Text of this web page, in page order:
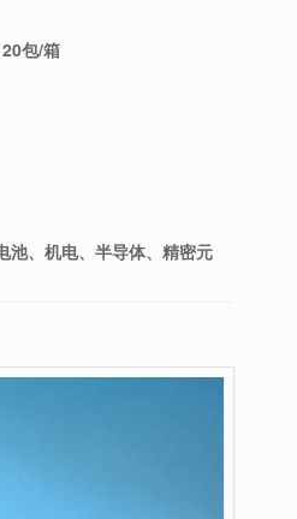
包/箱
池、机电、半导体、精密元